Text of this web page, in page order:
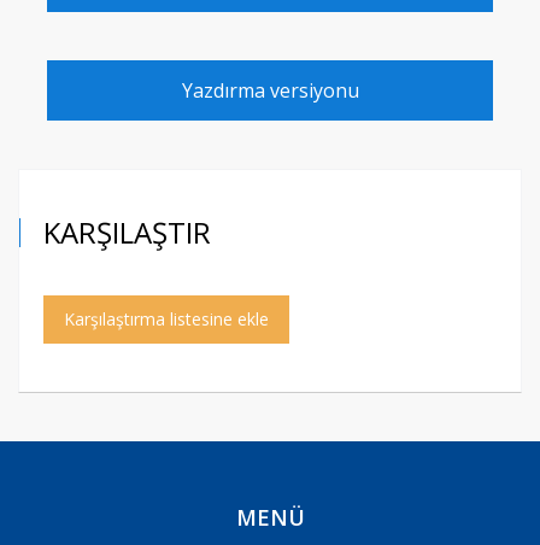
Yazdırma versiyonu
KARŞILAŞTIR
Karşılaştırma listesine ekle
MENÜ